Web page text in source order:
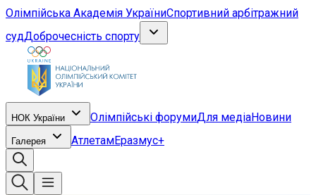
Олімпійська Академія УкраїниСпортивний арбітражний
судДоброчесність спорту
НОК України Олімпійські форумиДля медіаНовини
Галерея АтлетамЕразмус+